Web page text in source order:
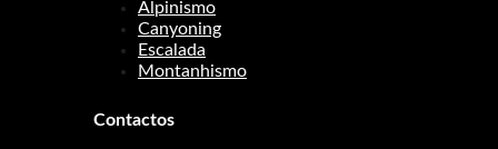
Alpinismo
Canyoning
Escalada
Montanhismo
Contactos